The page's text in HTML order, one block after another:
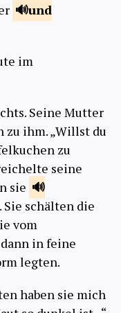
und
im
Seine Mutter
zu ihm. „Willst du
zu
seine
sie
. Sie schälten die
vom
in feine
legten.
haben sie mich